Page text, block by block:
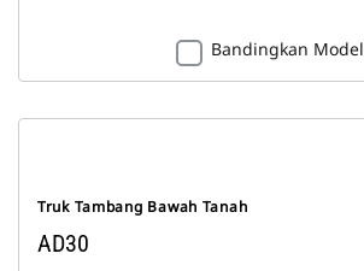
Bandingkan Model
Truk Tambang Bawah Tanah
AD30